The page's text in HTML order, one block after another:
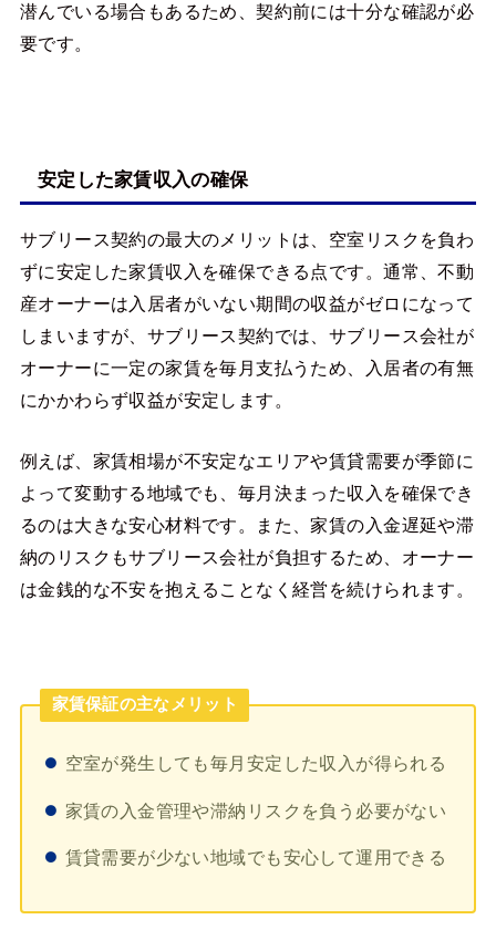
潜んでいる場合もあるため、契約前には十分な確認が必
要です。
安定した家賃収入の確保
サブリース契約の最大のメリットは、空室リスクを負わ
ずに安定した家賃収入を確保できる点です。通常、不動
産オーナーは入居者がいない期間の収益がゼロになって
しまいますが、サブリース契約では、サブリース会社が
オーナーに一定の家賃を毎月支払うため、入居者の有無
にかかわらず収益が安定します。
例えば、家賃相場が不安定なエリアや賃貸需要が季節に
よって変動する地域でも、毎月決まった収入を確保でき
るのは大きな安心材料です。また、家賃の入金遅延や滞
納のリスクもサブリース会社が負担するため、オーナー
は金銭的な不安を抱えることなく経営を続けられます。
家賃保証の主なメリット
空室が発生しても毎月安定した収入が得られる
家賃の入金管理や滞納リスクを負う必要がない
賃貸需要が少ない地域でも安心して運用できる